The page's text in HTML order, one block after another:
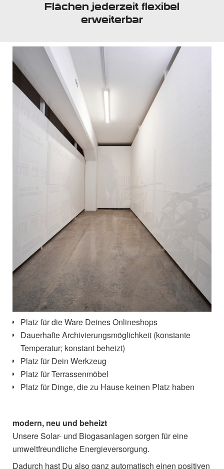
Flächen jederzeit flexibel
erweiterbar
Platz für die Ware Deines Onlineshops
Dauerhafte Archivierungsmöglichkeit (konstante
Temperatur; konstant beheizt)
Platz für Dein Werkzeug
Platz für Terrassenmöbel
Platz für Dinge, die zu Hause keinen Platz haben
modern, neu und beheizt
Unsere Solar- und Biogasanlagen sorgen für eine
umweltfreundliche Energieversorgung.
Dadurch hast Du also ganz automatisch einen positiven